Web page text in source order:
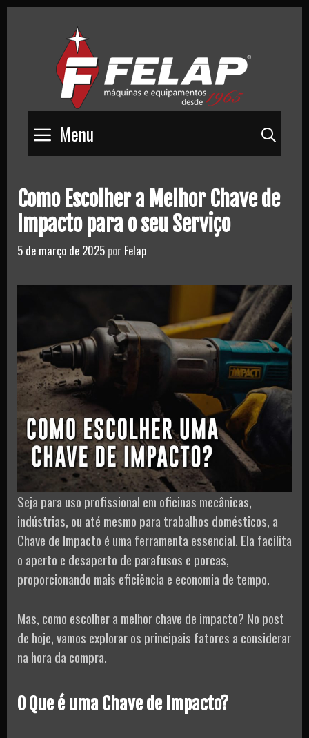
Menu
Como Escolher a Melhor Chave de
Impacto para o seu Serviço
5 de março de 2025 por Felap
Seja para uso profissional em oficinas mecânicas,
indústrias, ou até mesmo para trabalhos domésticos, a
Chave de Impacto é uma ferramenta essencial. Ela facilita
o aperto e desaperto de parafusos e porcas,
proporcionando mais eficiência e economia de tempo.
Mas, como escolher a melhor chave de impacto? No post
de hoje, vamos explorar os principais fatores a considerar
na hora da compra.
O Que é uma Chave de Impacto?